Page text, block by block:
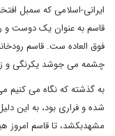
ایرانی-اسلامی که سمبل
قاسم به عنوان یک دوست و
فوق العاده ست. قاسم
چشمه می جوشد یکرنگی و
به گذشته که نگاه می کنیم
شده و فراری بود، به این
مشهدبکشد، تا قاسم